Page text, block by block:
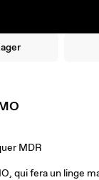
MDR
qui fera un linge